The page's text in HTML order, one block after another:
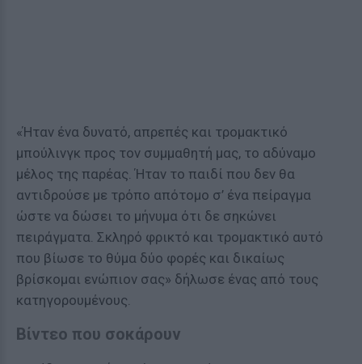
«Ήταν ένα δυνατό, απρεπές και τρομακτικό
μπούλινγκ προς τον συμμαθητή μας, το αδύναμο
μέλος της παρέας. Ήταν το παιδί που δεν θα
αντιδρούσε με τρόπο απότομο σ’ ένα πείραγμα
ώστε να δώσει το μήνυμα ότι δε σηκώνει
πειράγματα. Σκληρό φρικτό και τρομακτικό αυτό
που βίωσε το θύμα δύο φορές και δικαίως
βρίσκομαι ενώπιον σας» δήλωσε ένας από τους
κατηγορουμένους.
Βίντεο που σοκάρουν